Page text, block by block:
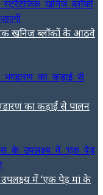
खनिज ब्लॉकों के आठवे
का कड़ाई से पालन
उपलक्ष्य में ‘एक पेड़ मां के